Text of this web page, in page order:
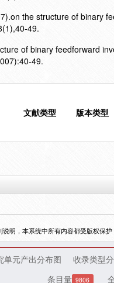
the structure of binary
49.
of binary feedforward
49.
文献类型 版本类型
说明，本系统中所有内容都受版权保护
单元产出分布图 收录类型
条目量 9806